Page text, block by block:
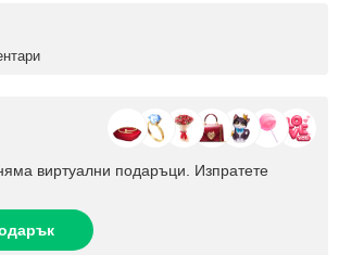
виртуални подаръци. Изпратете